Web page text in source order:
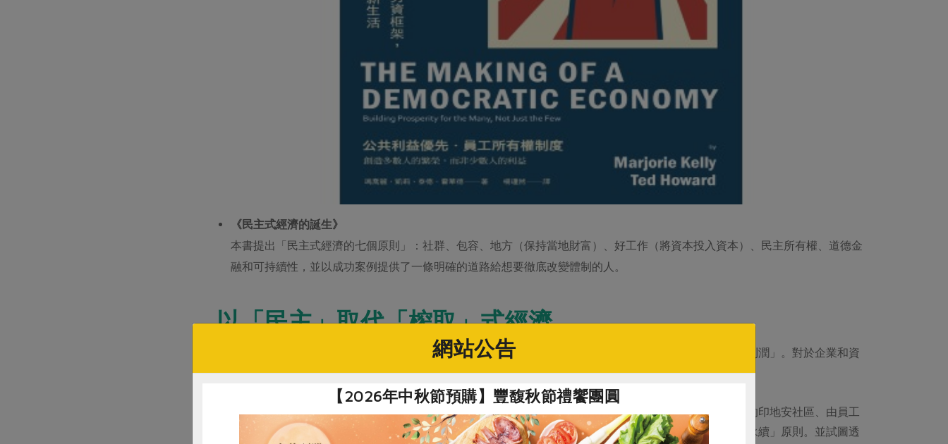
《民主式經濟的誕生》
本書提出「民主式經濟的七個原則」：社群、包容、地方（保持當地財富）、好工作（將資本投入資本）、民主所有權、道德金
融和可持續性，並以成功案例提供了一條明確的道路給想要徹底改變體制的人。
以「民主」取代「榨取」式經濟
本書提出一個命題：「為什麼要把民主放入經濟？」資本主義的經濟架構，是透過投資與生產來追求「最高利潤」。對於企業和資
本家而言，節省成本意味著創造利潤，因此勞工的薪水、在地性的發展以及環境的保育往往視為次要。
然而在不同地區，各種民主式經濟實驗正在進行中。書中透過訪談介紹了回歸到原民部落創造地方經濟再生的印地安社區、由員工
持有的公益公司、以在地服務為使命的社區儲蓄銀行聯盟等多個案例，點出各個案例間共通的「社群」和「永續」原則。並試圖透
網站公告
【2026年中秋節預購】豐馥秋節禮饗團圓